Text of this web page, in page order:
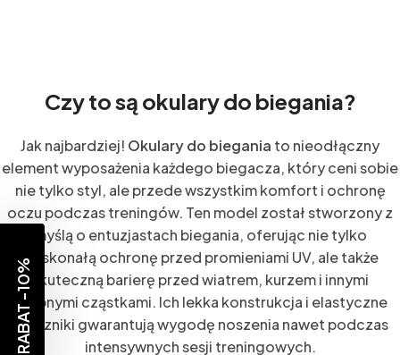
Czy to są okulary do biegania?
Jak najbardziej! Okulary do biegania to nieodłączny
element wyposażenia każdego biegacza, który ceni sobie
nie tylko styl, ale przede wszystkim komfort i ochronę
oczu podczas treningów. Ten model został stworzony z
myślą o entuzjastach biegania, oferując nie tylko
doskonałą ochronę przed promieniami UV, ale także
skuteczną barierę przed wiatrem, kurzem i innymi
drobnymi cząstkami. Ich lekka konstrukcja i elastyczne
zauszniki gwarantują wygodę noszenia nawet podczas
intensywnych sesji treningowych.
RABAT -10%